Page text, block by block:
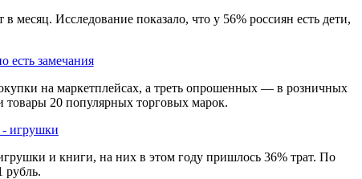
месяц. Исследование показало, что у 56% россиян есть дети,
есть замечания
на маркетплейсах, а треть опрошенных — в розничных
товары 20 популярных торговых марок.
- игрушки
и книги, на них в этом году пришлось 36% трат. По
рубль.